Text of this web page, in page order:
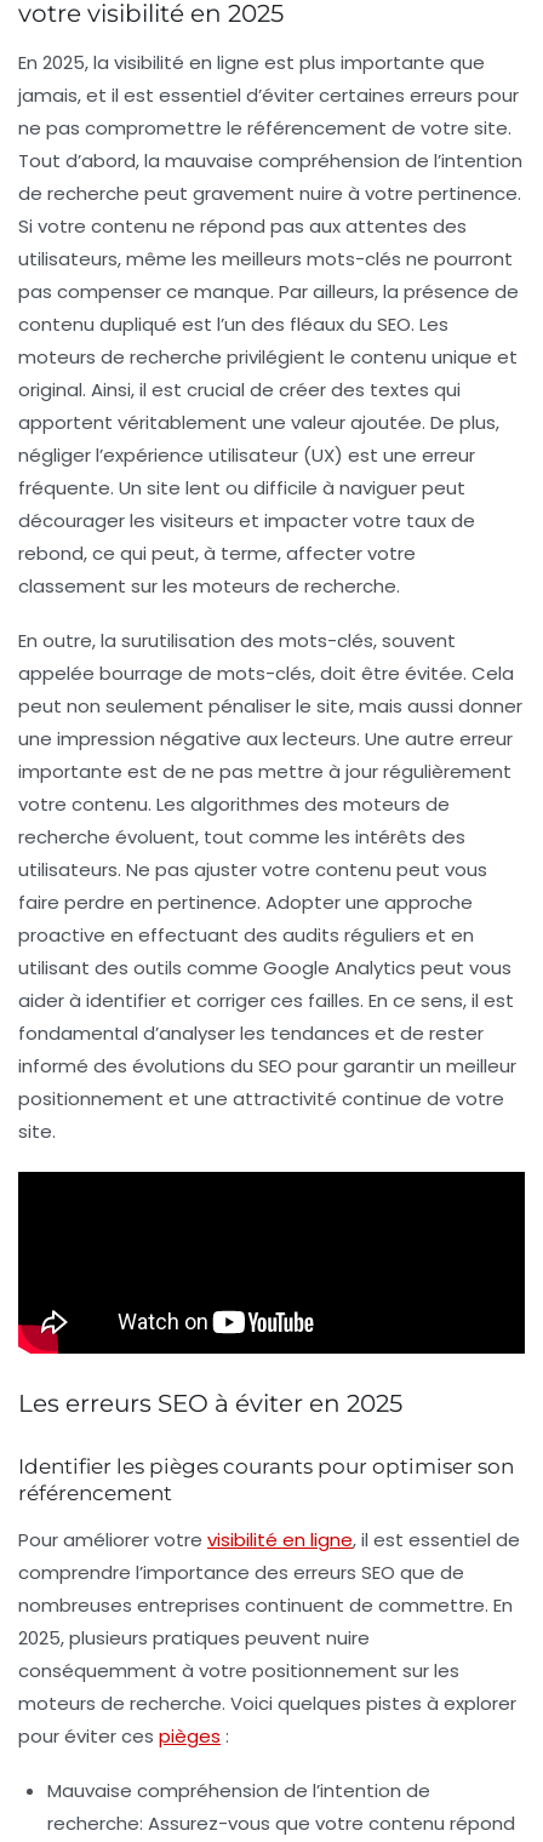
votre visibilité en 2025
En 2025, la visibilité en ligne est plus importante que
jamais, et il est essentiel d’éviter certaines erreurs pour
ne pas compromettre le référencement de votre site.
Tout d’abord, la mauvaise compréhension de l’intention
de recherche peut gravement nuire à votre pertinence.
Si votre contenu ne répond pas aux attentes des
utilisateurs, même les meilleurs mots-clés ne pourront
pas compenser ce manque. Par ailleurs, la présence de
contenu dupliqué est l’un des fléaux du SEO. Les
moteurs de recherche privilégient le contenu unique et
original. Ainsi, il est crucial de créer des textes qui
apportent véritablement une valeur ajoutée. De plus,
négliger l’expérience utilisateur (UX) est une erreur
fréquente. Un site lent ou difficile à naviguer peut
décourager les visiteurs et impacter votre taux de
rebond, ce qui peut, à terme, affecter votre
classement sur les moteurs de recherche.
En outre, la surutilisation des mots-clés, souvent
appelée bourrage de mots-clés, doit être évitée. Cela
peut non seulement pénaliser le site, mais aussi donner
une impression négative aux lecteurs. Une autre erreur
importante est de ne pas mettre à jour régulièrement
votre contenu. Les algorithmes des moteurs de
recherche évoluent, tout comme les intérêts des
utilisateurs. Ne pas ajuster votre contenu peut vous
faire perdre en pertinence. Adopter une approche
proactive en effectuant des audits réguliers et en
utilisant des outils comme Google Analytics peut vous
aider à identifier et corriger ces failles. En ce sens, il est
fondamental d’analyser les tendances et de rester
informé des évolutions du SEO pour garantir un meilleur
positionnement et une attractivité continue de votre
site.
Les erreurs SEO à éviter en 2025
Identifier les pièges courants pour optimiser son
référencement
Pour améliorer votre visibilité en ligne, il est essentiel de
comprendre l’importance des erreurs SEO que de
nombreuses entreprises continuent de commettre. En
2025, plusieurs pratiques peuvent nuire
conséquemment à votre positionnement sur les
moteurs de recherche. Voici quelques pistes à explorer
pour éviter ces pièges :
Mauvaise compréhension de l’intention de
recherche: Assurez-vous que votre contenu répond